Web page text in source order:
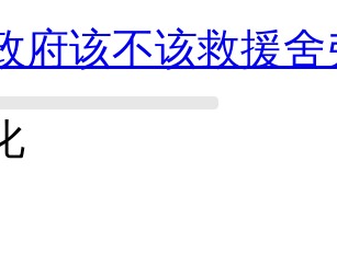
府该不该救援舍